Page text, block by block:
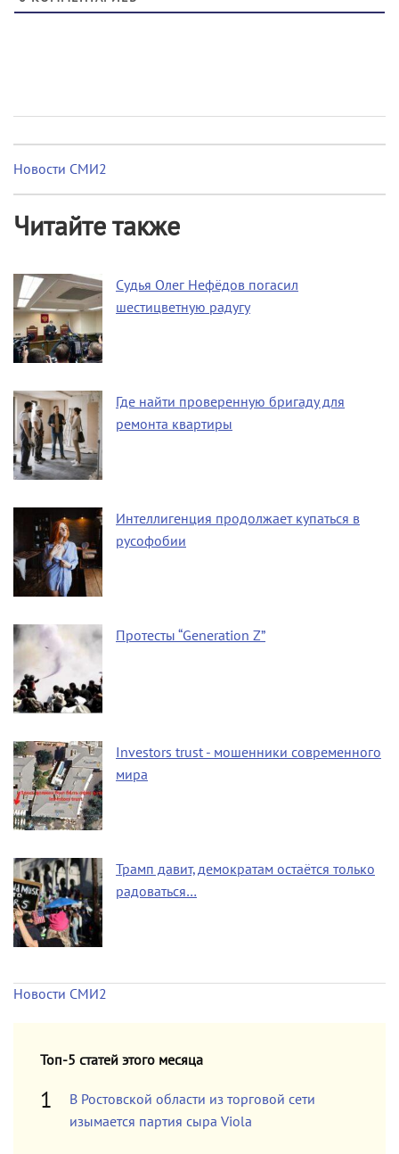
Новости СМИ2
Читайте также
Судья Олег Нефёдов погасил
шестицветную радугу
Где найти проверенную бригаду для
ремонта квартиры
Интеллигенция продолжает купаться в
русофобии
Протесты “Generation Z”
Investors trust - мошенники современного
мира
Трамп давит, демократам остаётся только
радоваться…
Новости СМИ2
Топ-5 статей этого месяца
В Ростовской области из торговой сети
изымается партия сыра Viola